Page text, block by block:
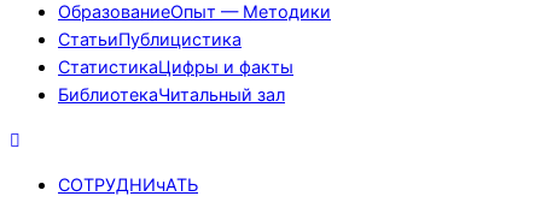
ОбразованиеОпыт — Методики
СтатьиПублицистика
СтатистикаЦифры и факты
БиблиотекаЧитальный зал
СОТРУДНИчАТЬ